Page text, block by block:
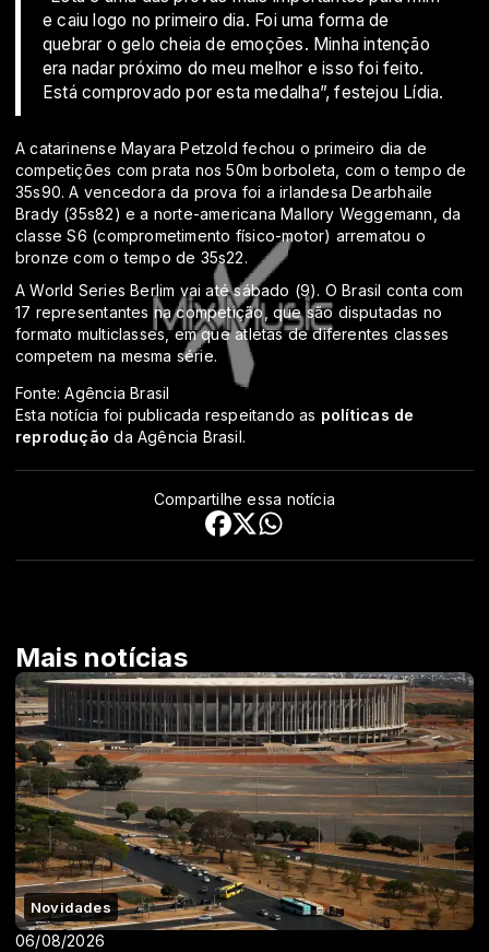
e caiu logo no primeiro dia. Foi uma forma de
quebrar o gelo cheia de emoções. Minha intenção
era nadar próximo do meu melhor e isso foi feito.
Está comprovado por esta medalha”, festejou Lídia.
A catarinense Mayara Petzold fechou o primeiro dia de
competições com prata nos 50m borboleta, com o tempo de
35s90. A vencedora da prova foi a irlandesa Dearbhaile
Brady (35s82) e a norte-americana Mallory Weggemann, da
classe S6 (comprometimento físico-motor) arrematou o
bronze com o tempo de 35s22.
A World Series Berlim vai até sábado (9). O Brasil conta com
17 representantes na competição, que são disputadas no
formato multiclasses, em que atletas de diferentes classes
competem na mesma série.
Fonte: Agência Brasil
Esta notícia foi publicada respeitando as políticas de
reprodução da Agência Brasil.
Compartilhe essa notícia
Mais notícias
Novidades
06/08/2026